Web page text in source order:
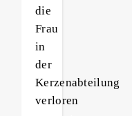
die
Frau
in
der
Kerzenabteilung
verloren